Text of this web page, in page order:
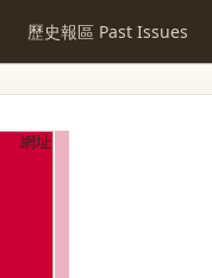
歷史報區 Past Issues